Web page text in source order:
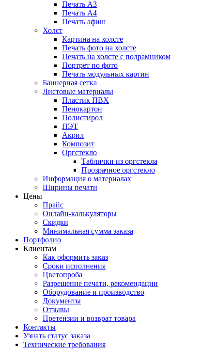
Печать А3
Печать А4
Печать афиш
Холст
Картина на холсте
Печать фото на холсте
Печать на холсте с подрамником
Портрет по фото
Печать модульных картин
Баннерная сетка
Листовые материалы
Пластик ПВХ
Пенокартон
Полистирол
ПЭТ
Акрил
Композит
Оргстекло
Таблички из оргстекла
Прозрачное оргстекло
Информация о материалах
Ширины печати
Цены
Прайс
Онлайн-калькуляторы
Скидки
Минимальная сумма заказа
Портфолио
Клиентам
Как оформить заказ
Сроки исполнения
Цветопроба
Разрешение печати, рекомендации
Оборудование и производство
Документы
Отзывы
Претензии и возврат товара
Контакты
Узнать статус заказа
Технические требования